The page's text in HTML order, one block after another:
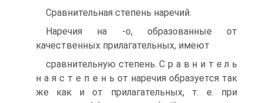
Сравнительная степень наречий.
Наречия на -о, образованные от
качественных прилагательных, имеют
сравнительную степень. С р а в н и т е л ь
н а я с т е п е н ь от наречия образуется так
же как и от прилагательных, т. е. при